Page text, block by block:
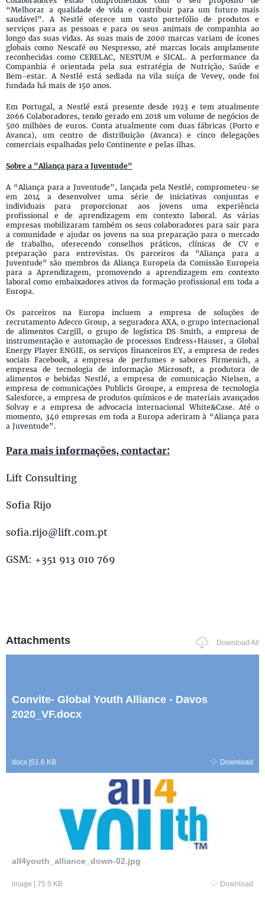
“Melhorar a qualidade de vida e contribuir para um futuro mais
saudável”. A Nestlé oferece um vasto portefólio de produtos e
serviços para as pessoas e para os seus animais de companhia ao
longo das suas vidas. As suas mais de 2000 marcas variam de ícones
globais como Nescafé ou Nespresso, até marcas locais amplamente
reconhecidas como CERELAC, NESTUM e SICAL. A performance da
Companhia é orientada pela sua estratégia de Nutrição, Saúde e
Bem-estar. A Nestlé está sediada na vila suíça de Vevey, onde foi
fundada há mais de 150 anos.
Em Portugal, a Nestlé está presente desde 1923 e tem atualmente
2066 Colaboradores, tendo gerado em 2018 um volume de negócios de
500 milhões de euros. Conta atualmente com duas fábricas (Porto e
Avanca), um centro de distribuição (Avanca) e cinco delegações
comerciais espalhadas pelo Continente e pelas ilhas.
Sobre a "Aliança para a Juventude"
A “Aliança para a Juventude”, lançada pela Nestlé, comprometeu-se
em 2014 a desenvolver uma série de iniciativas conjuntas e
individuais para proporcionar aos jovens uma experiência
profissional e de aprendizagem em contexto laboral. As várias
empresas mobilizaram também os seus colaboradores para sair para
a comunidade e ajudar os jovens na sua preparação para o mercado
de trabalho, oferecendo conselhos práticos, clínicas de CV e
preparação para entrevistas. Os parceiros da "Aliança para a
Juventude" são membros da Aliança Europeia da Comissão Europeia
para a Aprendizagem, promovendo a aprendizagem em contexto
laboral como embaixadores ativos da formação profissional em toda a
Europa.
Os parceiros na Europa incluem a empresa de soluções de
recrutamento Adecco Group, a seguradora AXA, o grupo internacional
de alimentos Cargill, o grupo de logística DS Smith, a empresa de
instrumentação e automação de processos Endress+Hauser, a Global
Energy Player ENGIE, os serviços financeiros EY, a empresa de redes
sociais Facebook, a empresa de perfumes e sabores Firmenich, a
empresa de tecnologia de informação Microsoft, a produtora de
alimentos e bebidas Nestlé, a empresa de comunicação Nielsen, a
empresa de comunicações Publicis Groupe, a empresa de tecnologia
Salesforce, a empresa de produtos químicos e de materiais avançados
Solvay e a empresa de advocacia internacional White&Case. Até o
momento, 340 empresas em toda a Europa aderiram à “Aliança para
a Juventude”.
Para mais informações, contactar:
Lift Consulting
Sofia Rijo
sofia.rijo@lift.com.pt
GSM: +351 913 010 769
Attachments Download All
Convite- Global Youth Alliance - Davos
2020_VF.docx
docx |51.6 KB Download
all4youth_alliance_down-02.jpg
image | 75.5 KB Download